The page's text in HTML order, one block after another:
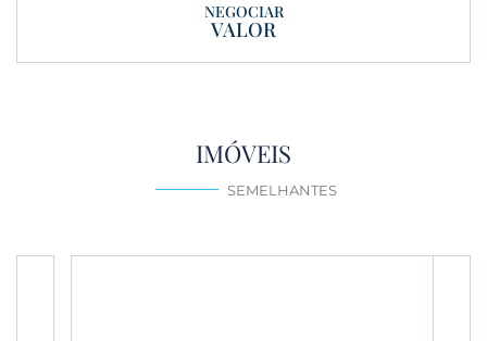
NEGOCIAR
VALOR
IMÓVEIS
SEMELHANTES